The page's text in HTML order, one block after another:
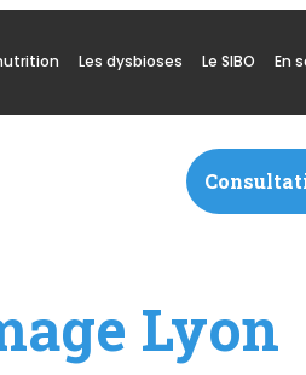
Les dysbioses Le SIBO En
Lyon